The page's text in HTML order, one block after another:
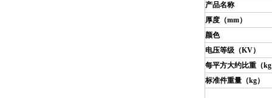
产品名称
厚度（mm）
颜色
电压等级（KV）
每平方大约比重（
标准件重量（kg）